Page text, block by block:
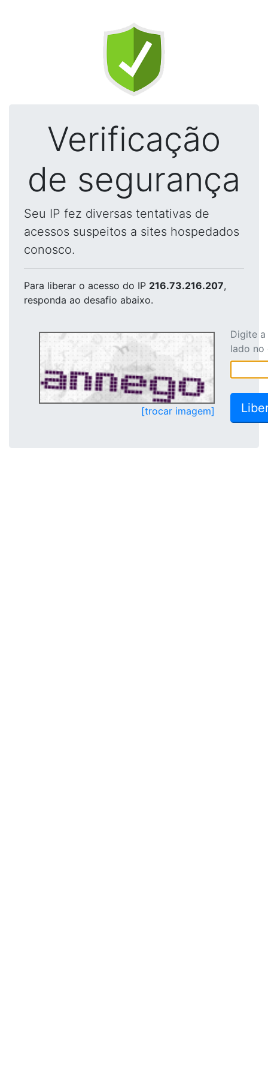
Verificação
de segurança
Seu IP fez diversas tentativas de
acessos suspeitos a sites hospedados
conosco.
Para liberar o acesso do IP 216.73.216.207,
responda ao desafio abaixo.
[trocar imagem]
Digite
lado no